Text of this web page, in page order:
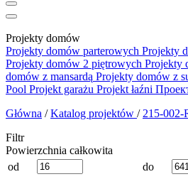
Projekty domów
Projekty domów parterowych Projekty
Projekty domów 2 piętrowych Projekty
domów z mansardą Projekty domów z
Pool Projekt garażu Projekt łaźni
Główna / Katalog projektów / 215-002-
Filtr
Powierzchnia całkowita
od
do